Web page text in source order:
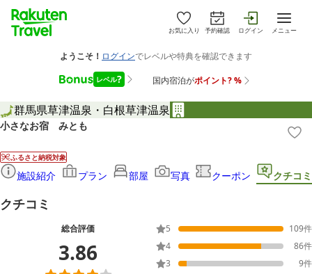
お気に入り 予約確認 ログイン メニュー
群馬県草津温泉・白根草津温泉
小さなお宿 みとも
ふるさと納税対象
施設紹介 プラン 部屋 写真 クーポン クチコミ
クチコミ
総合評価
3.86
5 109件
4
86件
3
9件